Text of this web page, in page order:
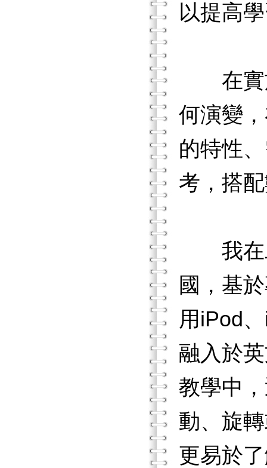
以提高
在實施
何演變
的特性
考，搭
我在二
國，基
用iPod
融入於
教學中
動、旋
更易於